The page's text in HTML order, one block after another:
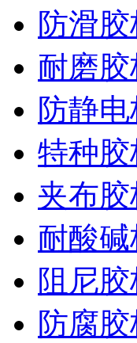
防滑胶
耐磨胶
防静电
特种胶
夹布胶
耐酸碱
阻尼胶
防腐胶